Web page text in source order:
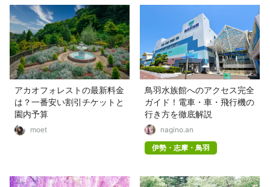
アカオフォレストの最新料金
は？一番安い割引チケットと
園内予算
moet
鳥羽水族館へのアクセス完全
ガイド！電車・車・飛行機の
行き方を徹底解説
nagino.an
伊勢・志摩・鳥羽